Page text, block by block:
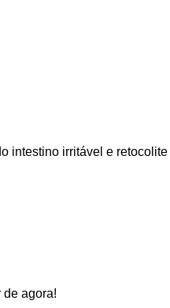
intestino irritável e retocolite
agora!